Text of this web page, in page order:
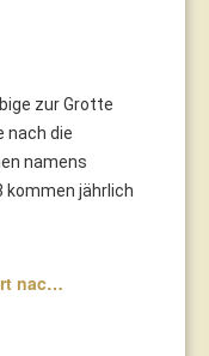
zur Grotte
nach die
namens
kommen jährlich
nac…